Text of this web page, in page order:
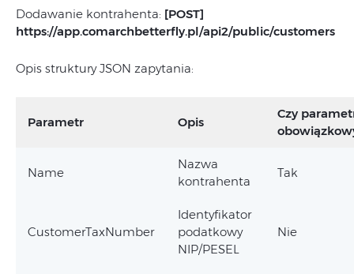
Dodawanie kontrahenta: [POST]
https://app.comarchbetterfly.pl/api2/public/customers
Opis struktury JSON zapytania:
Parametr Opis
Czy
Name
Nazwa
kontrahenta
Tak
CustomerTaxNumber
Identyfikator
podatkowy
NIP/PESEL
Nie